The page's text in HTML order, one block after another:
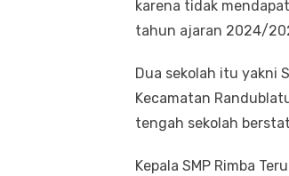
karena tidak
tahun ajaran 2024/
Dua sekolah itu yakni
Kecamatan
tengah sekolah
Kepala SMP Rimba